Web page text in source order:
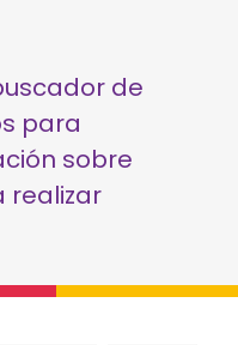
de
para
sobre
realizar